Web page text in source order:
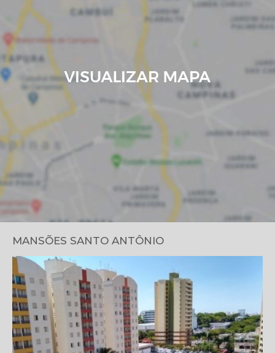
MANSÕES SANTO ANTÔNIO